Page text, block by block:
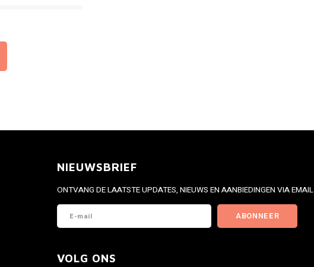
NIEUWSBRIEF
ONTVANG DE LAATSTE UPDATES, NIEUWS EN AANBIEDINGEN VIA EMAIL
ABONNEER
VOLG ONS